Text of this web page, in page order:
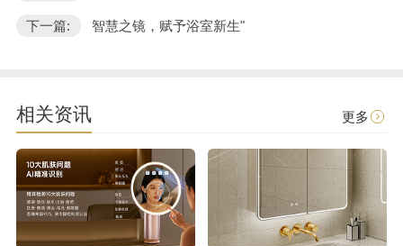
下一篇: 智慧之镜，赋予浴室新生"
相关资讯 更多